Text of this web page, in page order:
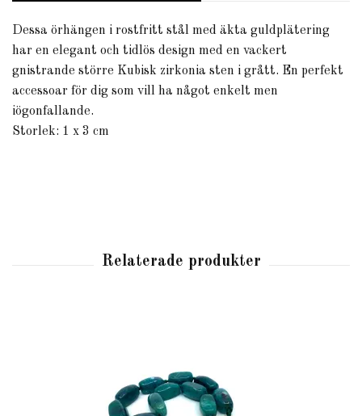
Dessa örhängen i rostfritt stål med äkta guldplätering
har en elegant och tidlös design med en vackert
gnistrande större Kubisk zirkonia sten i grått. En perfekt
accessoar för dig som vill ha något enkelt men
iögonfallande.
Storlek: 1 x 3 cm